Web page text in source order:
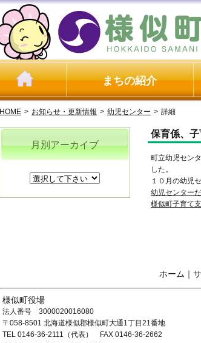
まちの紹介
HOME > お知らせ・更新情報 > 幼児センター > 詳細
保育係、
町立幼児セン
した。
１０月の幼児
幼児センター
様似町子育て
月別アーカイブ
ホーム ｜
様似町役場
法人番号 3000020016080
〒058-8501 北海道様似郡様似町大通1丁目21番地
TEL 0146-36-2111（代表） FAX 0146-36-2662